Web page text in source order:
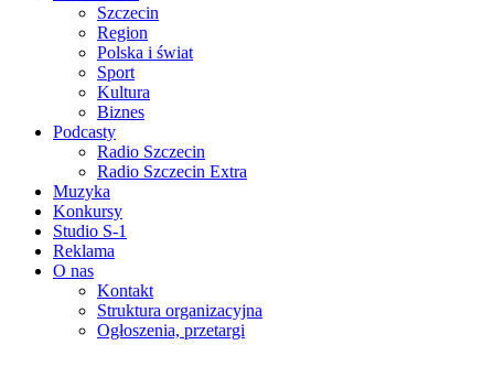
Szczecin
Region
Polska i świat
Sport
Kultura
Biznes
Podcasty
Radio Szczecin
Radio Szczecin Extra
Muzyka
Konkursy
Studio S-1
Reklama
O nas
Kontakt
Struktura organizacyjna
Ogłoszenia, przetargi